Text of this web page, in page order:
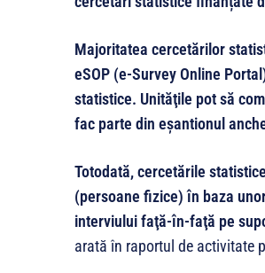
Majoritatea cercetărilor
eSOP (e-Survey Online
statistice. Unităţile pot să
fac parte din eşantionul
Totodată, cercetările
(persoane fizice) în baza
interviului faţă-în-faţă pe
arată în raportul de activitate